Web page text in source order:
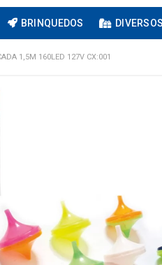
BRINQUEDOS DIVERSOS
1,5M 160LED 127V CX:001